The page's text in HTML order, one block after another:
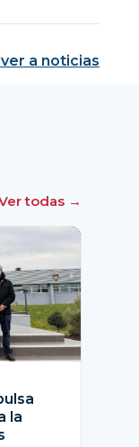
a noticias
todas →
la